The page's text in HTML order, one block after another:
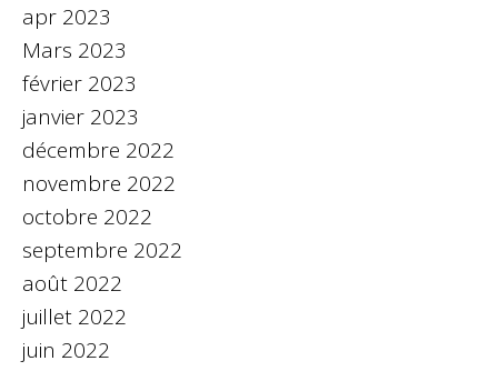
apr 2023
Mars 2023
février 2023
janvier 2023
décembre 2022
novembre 2022
octobre 2022
septembre 2022
août 2022
juillet 2022
juin 2022